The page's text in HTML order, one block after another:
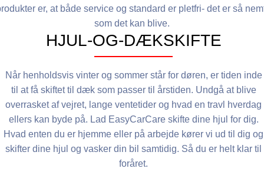
er, at både service og standard er pletfri- det er så
som det kan blive.
HJUL-OG-DÆKSKIFTE
Når henholdsvis vinter og sommer står for døren, er tiden inde
til at få skiftet til dæk som passer til årstiden. Undgå at blive
overrasket af vejret, lange ventetider og hvad en travl hverdag
ellers kan byde på. Lad EasyCarCare skifte dine hjul for dig.
Hvad enten du er hjemme eller på arbejde kører vi ud til dig og
skifter dine hjul og vasker din bil samtidig. Så du er helt klar til
foråret.